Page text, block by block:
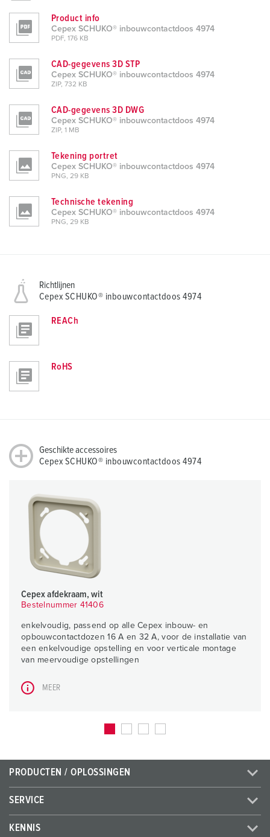
Product info
Cepex SCHUKO® inbouwcontactdoos 4974
PDF, 176 KB
CAD-gegevens 3D STP
Cepex SCHUKO® inbouwcontactdoos 4974
ZIP, 732 KB
CAD-gegevens 3D DWG
Cepex SCHUKO® inbouwcontactdoos 4974
ZIP, 1 MB
Tekening portret
Cepex SCHUKO® inbouwcontactdoos 4974
PNG, 29 KB
Technische tekening
Cepex SCHUKO® inbouwcontactdoos 4974
PNG, 29 KB
Richtlijnen
Cepex SCHUKO® inbouwcontactdoos 4974
REACh
RoHS
Geschikte accessoires
Cepex SCHUKO® inbouwcontactdoos 4974
Cepex afdekraam, wit
Bestelnummer 41406
enkelvoudig, passend op alle Cepex inbouw- en
opbouwcontactdozen 16 A en 32 A, voor de installatie van
een enkelvoudige opstelling en voor verticale montage
van meervoudige opstellingen
MEER
PRODUCTEN / OPLOSSINGEN
SERVICE
KENNIS